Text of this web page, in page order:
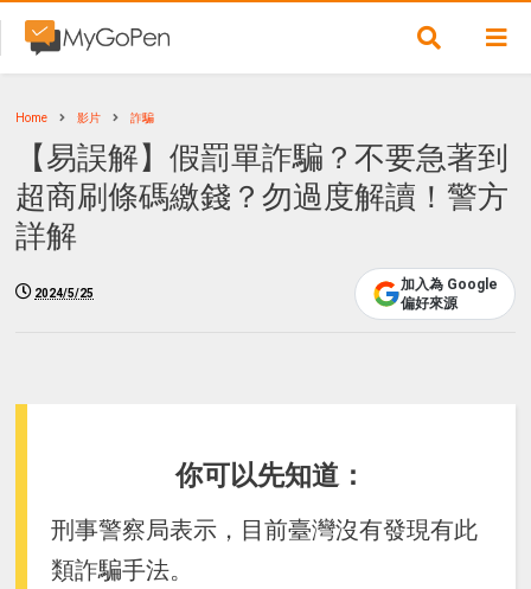
Home 影片 詐騙
【易誤解】假罰單詐騙？不要急著到
超商刷條碼繳錢？勿過度解讀！警方
詳解
2024/5/25
加入為 Google
偏好來源
你可以先知道：
刑事警察局表示，目前臺灣沒有發現有此
類詐騙手法。